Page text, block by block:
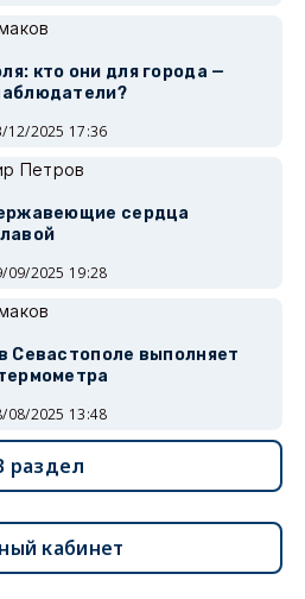
кто они для города —
12/2025 17:36
Петров
сердца
09/2025 19:28
Севастополе выполняет
08/2025 13:48
раздел
кабинет